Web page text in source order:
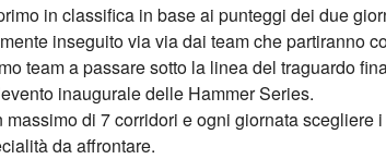
in classifica in base ai punteggi dei due
inseguito via via dai team che partiranno
team a passare sotto la linea del traguardo
inaugurale delle Hammer Series.
di 7 corridori e ogni giornata scegliere i
da affrontare.